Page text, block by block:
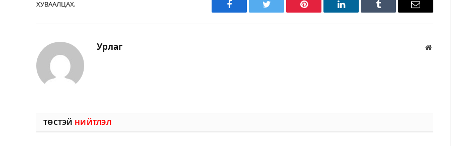
ХУВААЛЦАХ.
Facebook Twitter Pinterest LinkedIn Tumblr Имэйл
Урлаг Вэбсайт
ТӨСТЭЙ НИЙТЛЭЛ